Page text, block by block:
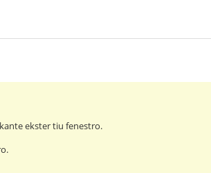
ekster tiu fenestro.